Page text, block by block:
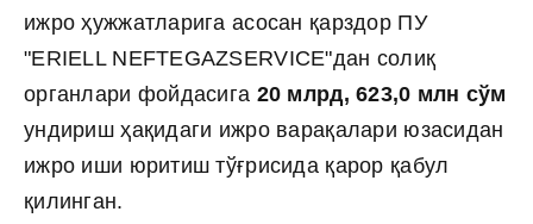
ижро ҳужжатларига асосан қарздор ПУ
"ERIELL NEFTEGAZSERVICE"дан солиқ
органлари фойдасига 20 млрд, 623,0 млн сўм
ундириш ҳақидаги ижро варақалари юзасидан
ижро иши юритиш тўғрисида қарор қабул
қилинган.